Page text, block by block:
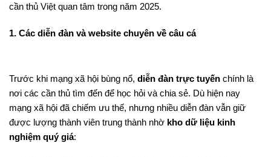
cần thủ Việt quan tâm trong năm 2025.
1. Các diễn đàn và website chuyên về câu cá
Trước khi mạng xã hội bùng nổ, diễn đàn trực tuyến chính là
nơi các cần thủ tìm đến để học hỏi và chia sẻ. Dù hiện nay
mạng xã hội đã chiếm ưu thế, nhưng nhiều diễn đàn vẫn giữ
được lượng thành viên trung thành nhờ kho dữ liệu kinh
nghiệm quý giá: